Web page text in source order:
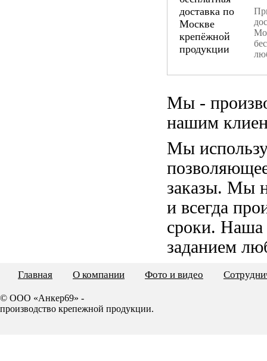
Мы -
нашим
Мы
заказы. Мы
и всегда
сроки. Наша
заданием
Главная О компании Фото и видео
© ООО «Анкер69» -
производство крепежной продукции.